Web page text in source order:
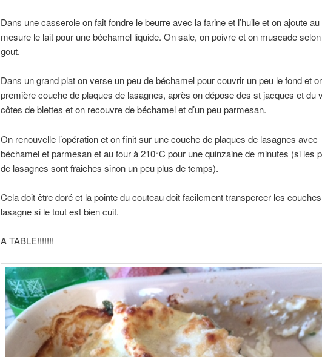
Dans une casserole on fait fondre le beurre avec la farine et l’huile et on ajoute
mesure le lait pour une béchamel liquide. On sale, on poivre et on muscade
gout.
Dans un grand plat on verse un peu de béchamel pour couvrir un peu le fond et
première couche de plaques de lasagnes, après on dépose des st jacques et du
côtes de blettes et on recouvre de béchamel et d’un peu parmesan.
On renouvelle l’opération et on finit sur une couche de plaques de lasagnes avec
béchamel et parmesan et au four à 210°C pour une quinzaine de minutes (si les
de lasagnes sont fraiches sinon un peu plus de temps).
Cela doit être doré et la pointe du couteau doit facilement transpercer les
lasagne si le tout est bien cuit.
A TABLE!!!!!!!